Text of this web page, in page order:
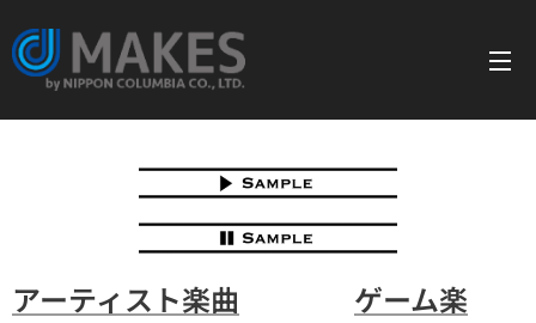
アーティスト楽曲
ゲーム楽